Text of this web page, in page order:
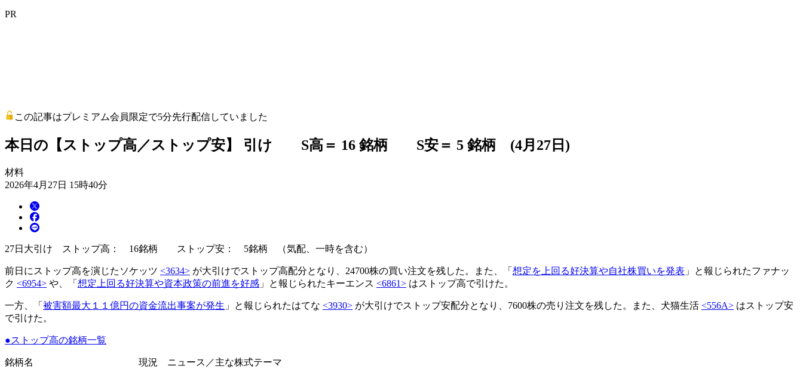
PR
この記事はプレミアム会員限定で5分先行配信していました
本日の【ストップ高／ストップ安】 引け S高＝ 16 銘柄 S安＝ 5 銘柄 (4月27日)
材料
2026年4月27日 15時40分
27日大引け ストップ高： 16銘柄 ストップ安： 5銘柄 （気配、一時を含む）
前日にストップ高を演じたソケッツ <3634> が大引けでストップ高配分となり、24700株の買い注文を残した。また、「 想定を上回る好決算や自社株買いを発表 」と報じられたファナッ
ク <6954> や、「 想定上回る好決算や資本政策の前進を好感 」と報じられたキーエンス <6861> はストップ高で引けた。
一方、「 被害額最大１１億円の資金流出事案が発生 」と報じられたはてな <3930> が大引けでストップ安配分となり、7600株の売り注文を残した。また、犬猫生活 <556A> はストップ安
で引けた。
●ストップ高の銘柄一覧
銘柄名 現況 ニュース／主な株式テーマ